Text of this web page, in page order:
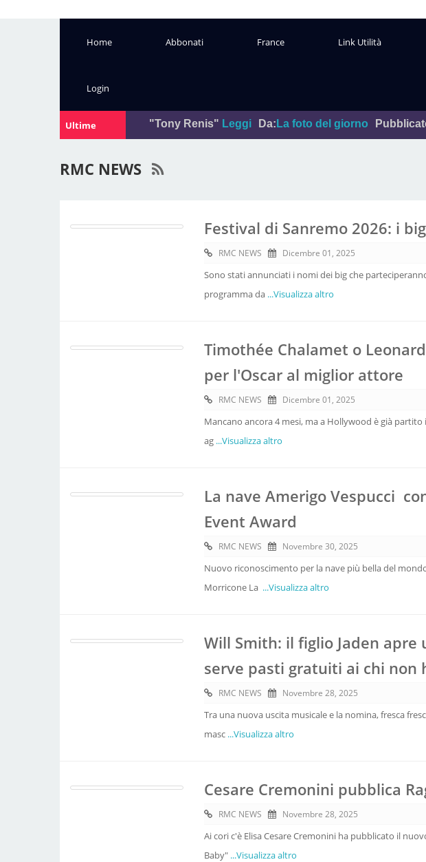
Home Abbonati France Link Utilità
Login
Ultime"Tony Renis" Leggi Da:La foto del giorno Pubblicato In:Maggio
RMC NEWS
Festival di Sanremo 2026: i
RMC NEWS Dicembre 01, 2025
Sono stati annunciati i nomi dei big che
programma da ...Visualizza altro
Timothée Chalamet o
per l'Oscar al miglior attore
RMC NEWS Dicembre 01, 2025
Mancano ancora 4 mesi, ma a Hollywood è già
ag ...Visualizza altro
La nave Amerigo Vespucci
Event Award
RMC NEWS Novembre 30, 2025
Nuovo riconoscimento per la nave più bella del
Morricone La ...Visualizza altro
Will Smith: il figlio Jaden
serve pasti gratuiti ai chi non
RMC NEWS Novembre 28, 2025
Tra una nuova uscita musicale e la nomina, fresca
masc ...Visualizza altro
Cesare Cremonini pubblica
RMC NEWS Novembre 28, 2025
Ai cori c'è Elisa Cesare Cremonini ha pubblicato il
Baby" ...Visualizza altro